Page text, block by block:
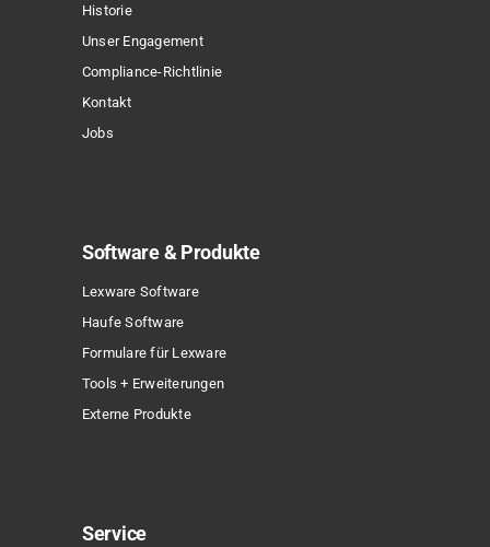
Historie
Unser Engagement
Compliance-Richtlinie
Kontakt
Jobs
Software & Produkte
Lexware Software
Haufe Software
Formulare für Lexware
Tools + Erweiterungen
Externe Produkte
Service